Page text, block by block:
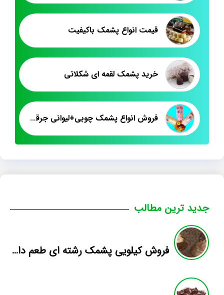
قیمت انواع پشمک باکیفیت
خرید پشمک لقمه ای شکلاتی
فروش انواع پشمک چوبی+لیوانی جرقه ای
جدید ترین مطالب
فروش کیلویی پشمک رشته ای طعم دار میوه